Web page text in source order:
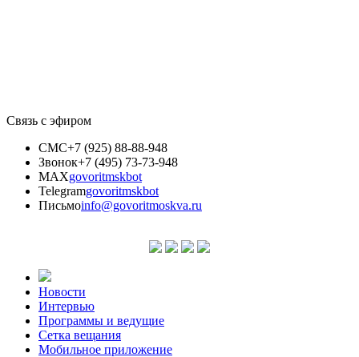
Связь с эфиром
СМС+7 (925) 88-88-948
Звонок+7 (495) 73-73-948
MAXgovoritmskbot
Telegramgovoritmskbot
Письмоinfo@govoritmoskva.ru
Новости
Интервью
Программы и ведущие
Сетка вещания
Мобильное приложение